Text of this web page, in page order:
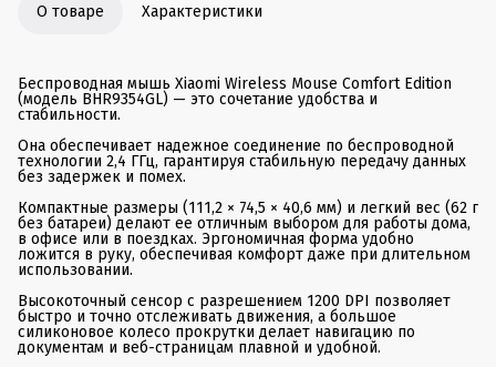
О товаре Характеристики
Беспроводная мышь Xiaomi Wireless Mouse Comfort Edition
(модель BHR9354GL) — это сочетание удобства и
стабильности.
Она обеспечивает надежное соединение по беспроводной
технологии 2,4 ГГц, гарантируя стабильную передачу данных
без задержек и помех.
Компактные размеры (111,2 × 74,5 × 40,6 мм) и легкий вес (62 г
без батареи) делают ее отличным выбором для работы дома,
в офисе или в поездках. Эргономичная форма удобно
ложится в руку, обеспечивая комфорт даже при длительном
использовании.
Высокоточный сенсор с разрешением 1200 DPI позволяет
быстро и точно отслеживать движения, а большое
силиконовое колесо прокрутки делает навигацию по
документам и веб-страницам плавной и удобной.